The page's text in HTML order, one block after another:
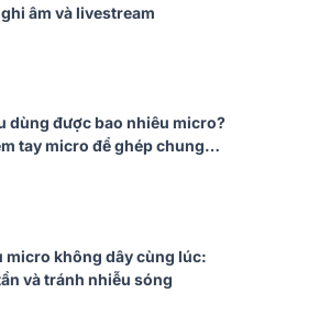
âm và livestream
dùng được bao nhiêu micro?
tay micro để ghép chung
micro không dây cùng lúc:
và tránh nhiễu sóng